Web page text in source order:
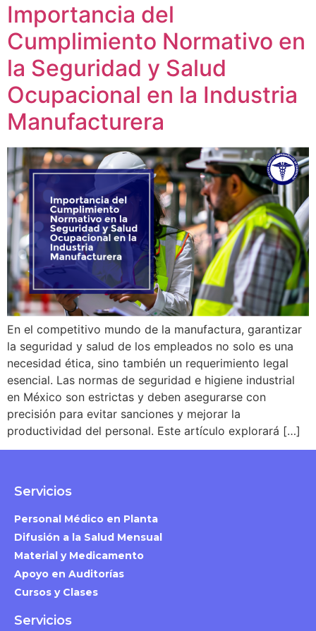
Importancia del
Cumplimiento Normativo en
la Seguridad y Salud
Ocupacional en la Industria
Manufacturera
En el competitivo mundo de la manufactura, garantizar
la seguridad y salud de los empleados no solo es una
necesidad ética, sino también un requerimiento legal
esencial. Las normas de seguridad e higiene industrial
en México son estrictas y deben asegurarse con
precisión para evitar sanciones y mejorar la
productividad del personal. Este artículo explorará […]
Servicios
Personal Médico en Planta
Difusión a la Salud Mensual
Material y Medicamento
Apoyo en Auditorías
Cursos y Clases
Servicios